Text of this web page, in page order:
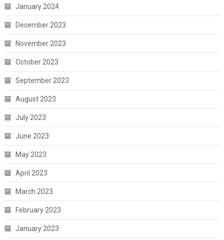
January 2024
December 2023
November 2023
October 2023
September 2023
August 2023
July 2023
June 2023
May 2023
April 2023
March 2023
February 2023
January 2023